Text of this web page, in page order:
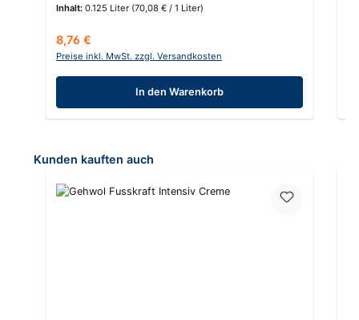
Inhalt: 0.125 Liter (70,08 € / 1 Liter)
Regulärer Preis:
8,76 €
Preise inkl. MwSt. zzgl. Versandkosten
In den Warenkorb
Produktgalerie überspringen
Kunden kauften auch